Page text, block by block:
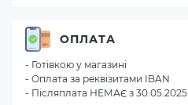
ОПЛАТА
- Готівкою у магазині
- Оплата за реквізитами IBAN
- Післяплата НЕМАЄ з 30.05.2025